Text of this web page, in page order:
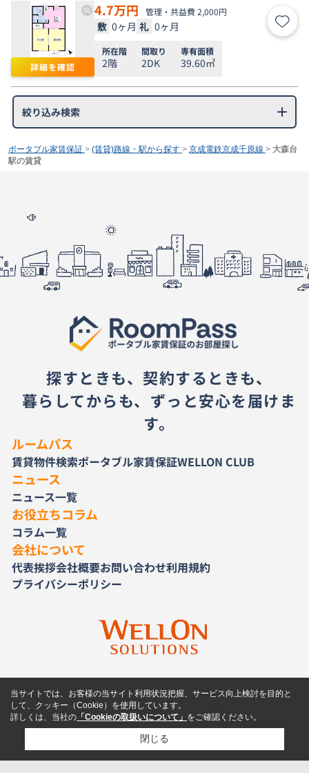
詳細を確認
4.7万円 管理・共益費 2,000円
敷 0ヶ月 礼 0ヶ月 お気
所在階
2階
間取り
2DK
専有面積
39.60㎡
絞り込み検索
ポータブル家賃保証 > (賃貸)路線・駅から探す > 京成電鉄京成千原線 > 大森台
駅の賃貸
探すときも、契約するときも、
暮らしてからも、ずっと安心を届けま
す。
ルームパス
賃貸物件検索ポータブル家賃保証WELLON CLUB
ニュース
ニュース一覧
お役立ちコラム
コラム一覧
会社について
代表挨拶会社概要お問い合わせ利用規約
プライバシーポリシー
当サイトでは、お客様の当サイト利用状況把握、サービス向上検討を目的と
して、クッキー（Cookie）を使用しています。
詳しくは、当社の 「Cookieの取扱いについて」 をご確認ください。
閉じる